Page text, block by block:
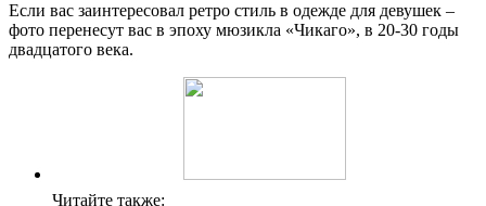
Если вас заинтересовал ретро стиль в одежде для девушек –
фото перенесут вас в эпоху мюзикла «Чикаго», в 20-30 годы
двадцатого века.
Читайте также: